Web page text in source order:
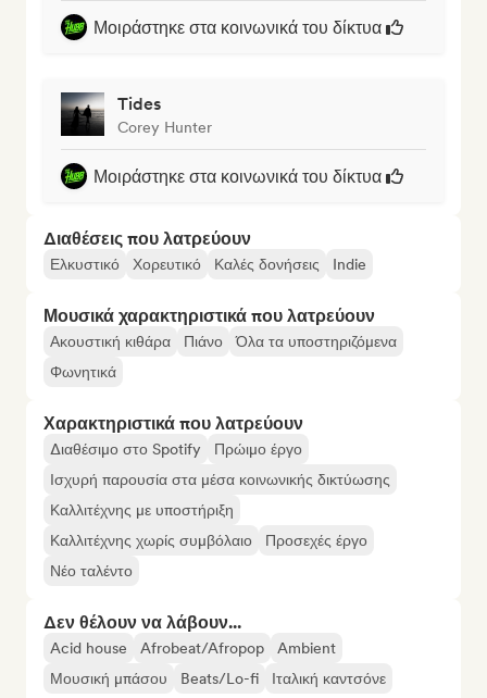
Μοιράστηκε στα κοινωνικά του δίκτυα
Tides
Corey Hunter
Μοιράστηκε στα κοινωνικά του δίκτυα
Διαθέσεις που λατρεύουν
Ελκυστικό Χορευτικό Καλές δονήσεις Indie
Μουσικά χαρακτηριστικά που λατρεύουν
Ακουστική κιθάρα Πιάνο
Όλα τα υποστηριζόμενα
Φωνητικά
Χαρακτηριστικά που λατρεύουν
Διαθέσιμο στο Spotify
Πρώιμο έργο
Ισχυρή παρουσία στα μέσα κοινωνικής δικτύωσης
Καλλιτέχνης με υποστήριξη
Καλλιτέχνης χωρίς συμβόλαιο
Προσεχές έργο
Νέο ταλέντο
Δεν θέλουν να λάβουν...
Acid house Afrobeat/Afropop
Ambient
Μουσική μπάσου
Beats/Lo-fi Ιταλική καντσόνε